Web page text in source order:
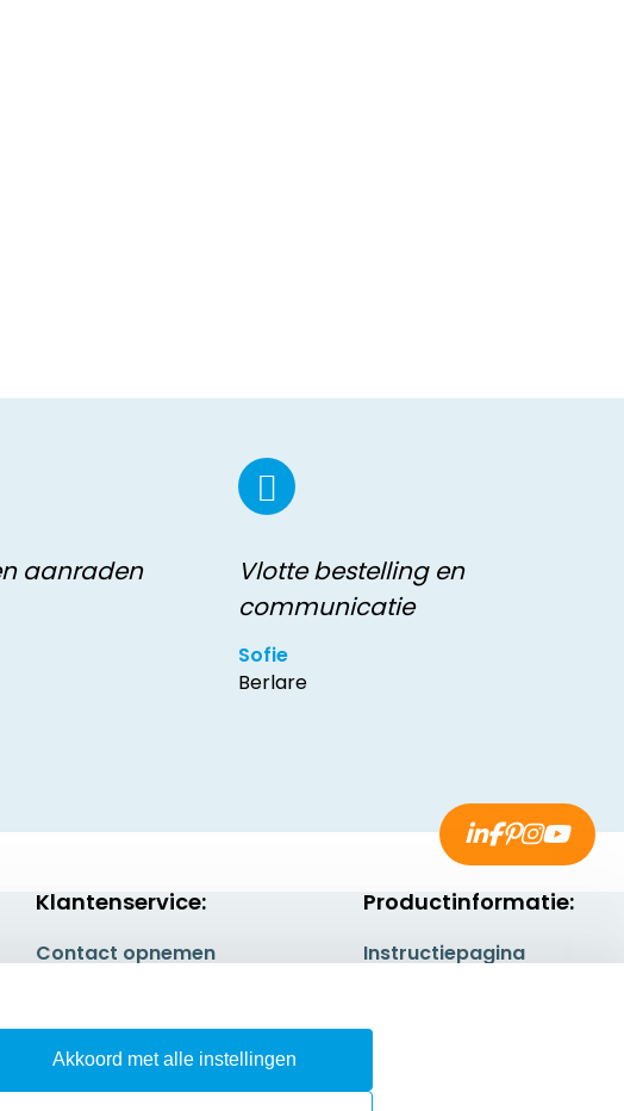
aanraden
Vlotte bestelling en
communicatie
Sofie
Berlare
Klantenservice:
Contact opnemen
Herroepingsrecht
Productinformatie:
Instructiepagina
Safety Sheets
Sitemap
Akkoord met alle instellingen